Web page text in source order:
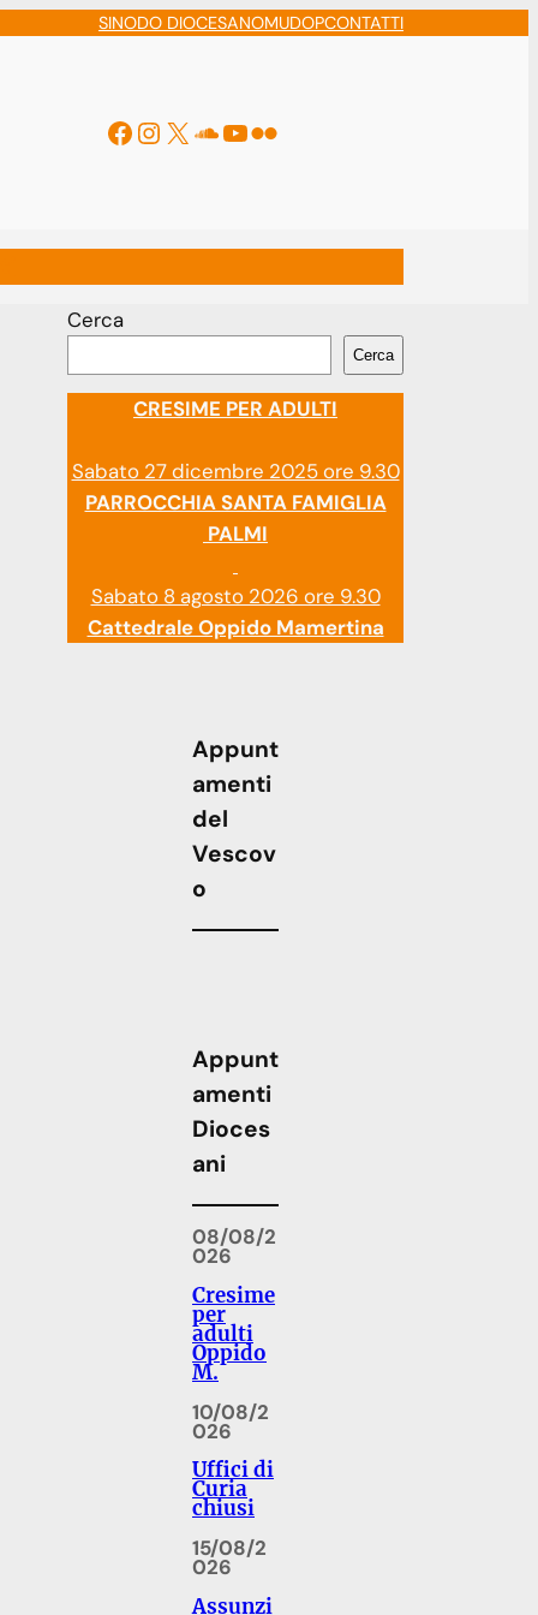
SINODO DIOCESANOMUDOPCONTATTI
Facebook
Instagram
X Soundcloud
YouTube
Flickr
Cerca
Cerca
CRESIME PER ADULTI
Sabato 27 dicembre 2025 ore 9.30
PARROCCHIA SANTA FAMIGLIA
PALMI
Sabato 8 agosto 2026 ore 9.30
Cattedrale Oppido Mamertina
Appunt
amenti
del
Vescov
o
Appunt
amenti
Dioces
ani
08/08/2
026
Cresime
per
adulti
Oppido
M.
10/08/2
026
Uffici di
Curia
chiusi
15/08/2
026
Assunzi